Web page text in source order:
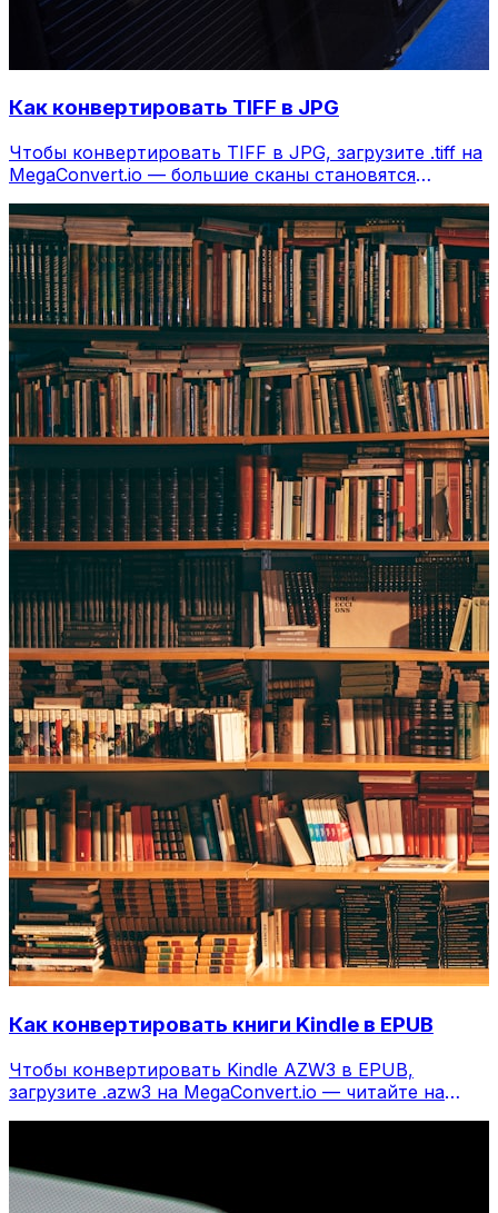
Как конвертировать TIFF в JPG
Чтобы конвертировать TIFF в JPG, загрузите .tiff на
MegaConvert.io — большие сканы становятся
Как конвертировать книги Kindle в EPUB
Чтобы конвертировать Kindle AZW3 в EPUB,
загрузите .azw3 на MegaConvert.io — читайте на